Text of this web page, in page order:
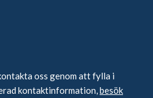
oss genom att fylla i
kontaktinformation, besök